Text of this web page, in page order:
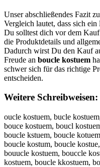
Unser abschließendes Fazit
Vergleich lautet, dass sich
Du solltest dich vor dem
die Produktdetails und
Dadurch wirst Du den Kauf
Freude an boucle kostuem
schwer sich für das richtige
entscheiden.
Weitere Schreibweisen:
oucle kostuem, bucle
bouce kostuem, boucl
boucle kstuem, boucle
boucle kostum, boucle
bouucle kostuem, bouccle
kostuem, boucle kkostuem,